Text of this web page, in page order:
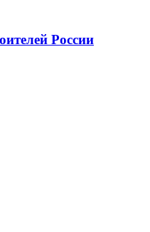
России